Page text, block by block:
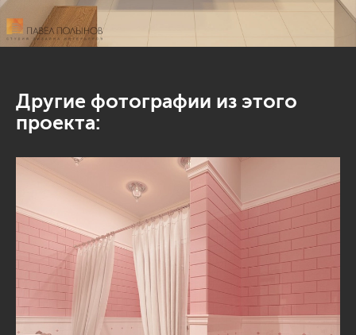
Другие фотографии из этого
проекта: